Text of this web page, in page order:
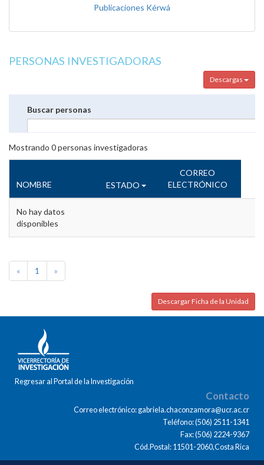
Publicaciones Kérwá
PERSONAS INVESTIGADORAS
Descargas
Buscar personas
Mostrando 0personas investigadoras
NOMBRE ESTADO
CORREO
ELECTRÓNICO
No hay datos
disponibles
« 1 »
Descargar Ficha de la Unidad
Regresar al Portal de la Investigación
Contacto
Correo electrónico: gabriela.chaconzamora@ucr.ac.cr
Teléfono: (506) 2511-1341
Fax: (506) 2224-9367
Cód.Postal: 11501-2060,Costa Rica